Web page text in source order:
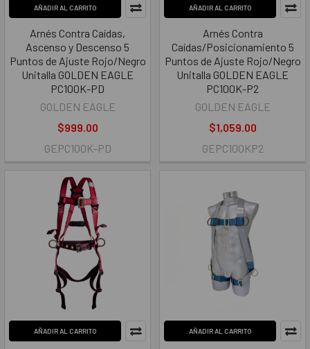
AÑADIR AL CARRITO
Arnés Contra Caídas,
Ascenso y Descenso 5
Puntos de Ajuste Rojo/Negro
Unitalla GOLDEN EAGLE
PC100K-PD
GOLDEN EAGLE
$999.00
GEPC100K-PD
AÑADIR AL CARRITO
Arnés Contra
Caídas/Posicionamiento 5
Puntos de Ajuste Rojo/Negro
Unitalla GOLDEN EAGLE
PC100K-P2
GOLDEN EAGLE
$1,059.00
GEPC100KP2
AÑADIR AL CARRITO AÑADIR AL CARRITO